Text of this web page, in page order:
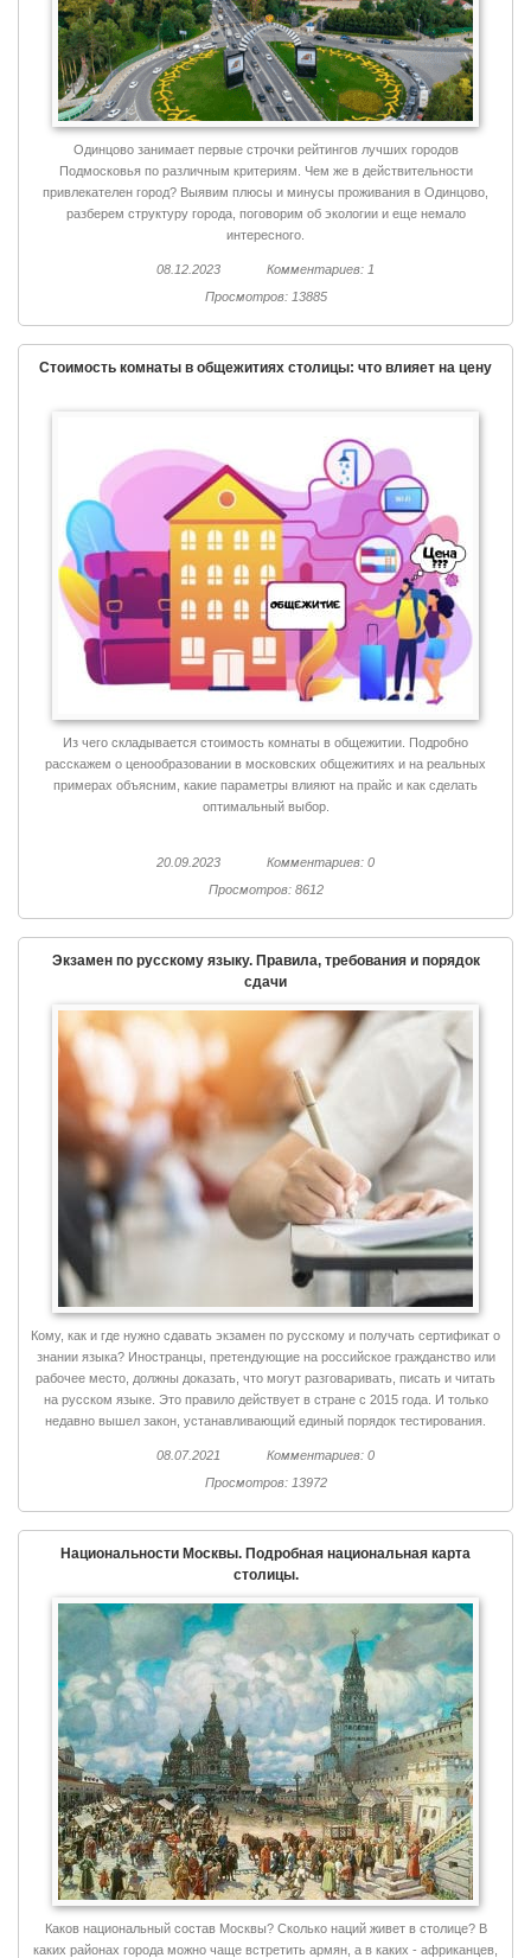
Одинцово занимает первые строчки рейтингов лучших городов
Подмосковья по различным критериям. Чем же в действительности
привлекателен город? Выявим плюсы и минусы проживания в Одинцово,
разберем структуру города, поговорим об экологии и еще немало
интересного.
08.12.2023
Комментариев: 1
Просмотров: 13885
Стоимость комнаты в общежитиях столицы: что влияет на цену
Из чего складывается стоимость комнаты в общежитии. Подробно
расскажем о ценообразовании в московских общежитиях и на реальных
примерах объясним, какие параметры влияют на прайс и как сделать
оптимальный выбор.
20.09.2023
Комментариев: 0
Просмотров: 8612
Экзамен по русскому языку. Правила, требования и порядок
сдачи
Кому, как и где нужно сдавать экзамен по русскому и получать сертификат о
знании языка? Иностранцы, претендующие на российское гражданство или
рабочее место, должны доказать, что могут разговаривать, писать и читать
на русском языке. Это правило действует в стране с 2015 года. И только
недавно вышел закон, устанавливающий единый порядок тестирования.
08.07.2021
Комментариев: 0
Просмотров: 13972
Национальности Москвы. Подробная национальная карта
столицы.
Каков национальный состав Москвы? Сколько наций живет в столице? В
каких районах города можно чаще встретить армян, а в каких - африканцев,